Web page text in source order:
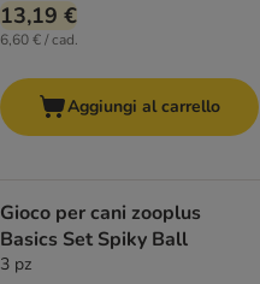
13,19 €
6,60 € / cad.
Aggiungi al carrello
Gioco per cani zooplus
Basics Set Spiky Ball
3 pz